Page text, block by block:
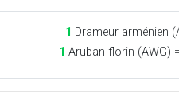
1 Drameur arménien
1 Aruban florin (AWG) =